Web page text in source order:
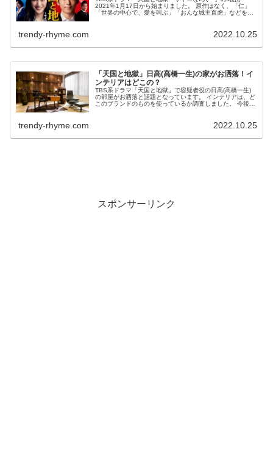
2021年1月17日から始まりました。 原作はなく、「仁」
「世界の中心で、愛を叫ぶ」「おんな城主直虎」などを手
trendy-rhyme.com 2022.10.25
「天国と地獄」日高(高橋一生)の家がお洒落！イ
ンテリアはどこの？
TBS系ドラマ「天国と地獄」で容疑者役の日高(高橋一生)
の部屋がお洒落と話題となっています。 インテリアは、ど
このブランドのものを使っているか調査しました。 今後も
trendy-rhyme.com 2022.10.25
スポンサーリンク